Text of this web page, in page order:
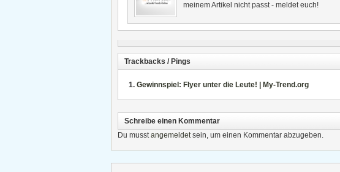
meinem Artikel nicht passt - meldet euch!
Trackbacks / Pings
Gewinnspiel: Flyer unter die Leute! | My-Trend.org
Schreibe einen Kommentar
Du musstangemeldetsein, um einen Kommentar abzugeben.